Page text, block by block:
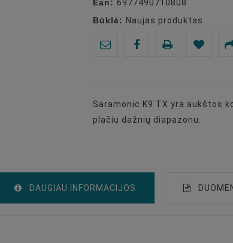
6977490710808
Būklė: Naujas produktas
Saramonic K9 TX yra aukštos
plačiu dažnių diapazonu.
DAUGIAU INFORMACIJOS